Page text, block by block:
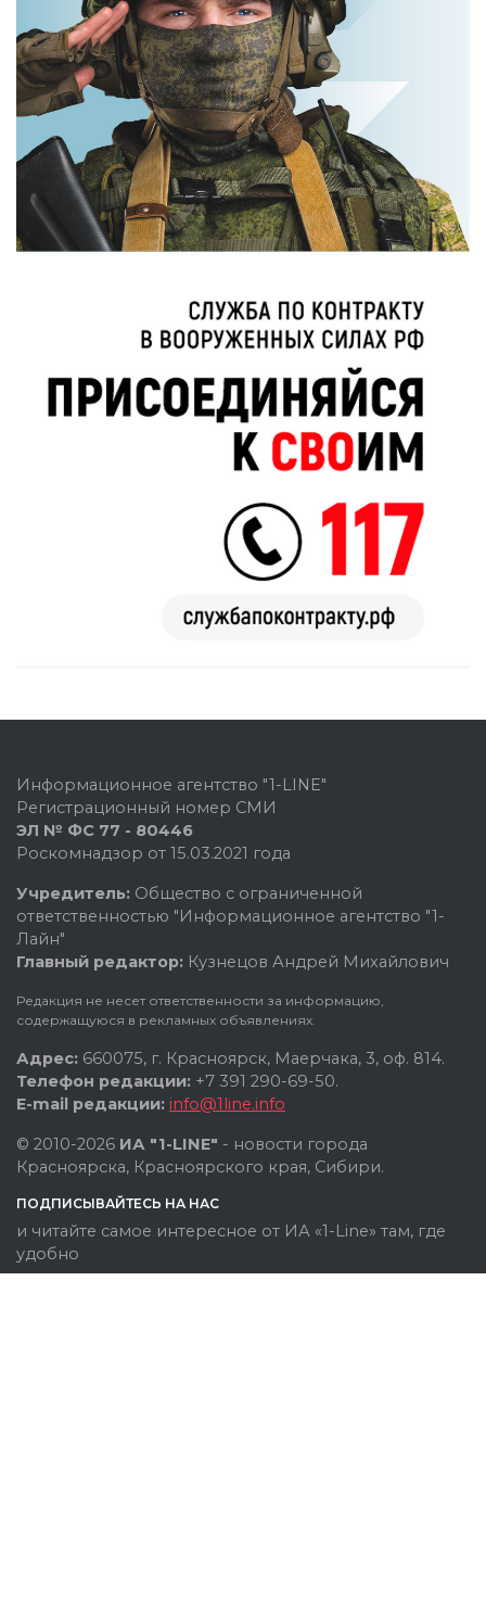
Информационное агентство "1-LINE"
Регистрационный номер СМИ
ЭЛ № ФС 77 - 80446
Роскомнадзор от 15.03.2021 года
Учредитель: Общество с ограниченной
ответственностью "Информационное агентство "1-
Лайн"
Главный редактор: Кузнецов Андрей Михайлович
Редакция не несет ответственности за информацию,
содержащуюся в рекламных объявлениях.
Адрес: 660075, г. Красноярск, Маерчака, 3, оф. 814.
Телефон редакции: +7 391 290-69-50.
E-mail редакции: info@1line.info
© 2010-2026 ИА "1-LINE" - новости города
Красноярска, Красноярского края, Сибири.
ПОДПИСЫВАЙТЕСЬ НА НАС
и читайте самое интересное от ИА «1-Line» там, где
удобно